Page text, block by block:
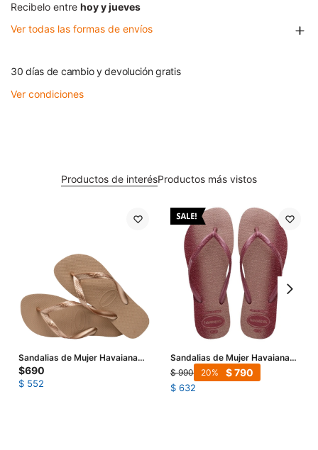
Recibelo entre hoy y jueves
Ver todas las formas de envíos
30 días de cambio y devolución gratis
Ver condiciones
Productos de interésProductos más vistos
Sandalias de Mujer Havaianas
Top Tiras - Rosa - Dorado
$690
$ 552
Sandalias de Mujer Havaianas
Slim Gloss - Rosado
$ 990 $790
20
$ 632